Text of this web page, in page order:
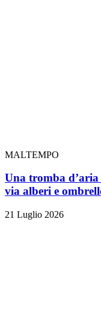
MALTEMPO
Una tromba d’aria
via alberi e
21 Luglio 2026